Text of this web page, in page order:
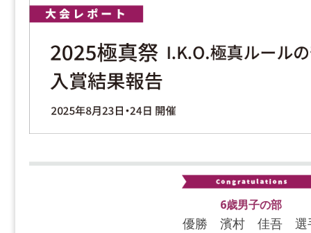
6歳男子の部
優勝 濱村 佳吾 選